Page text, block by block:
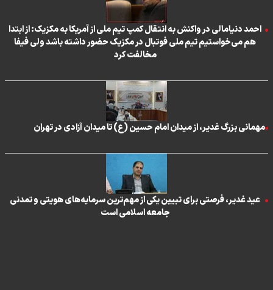
احمد دنیامالی در واکنش به انتقال کمپ تیم ملی از آمریکا به مکزیک: از ابتدا
هم می‌خواستیم تیم ملی فوتبال در مکزیک حضور داشته باشد ولی فیفا
مخالفت کرد
مهمانی بزرگ غدیر، از میدان امام حسین (ع) تا میدان آزادی در تهران
عید غدیر، فرصتی برای تبیین یکی از مهم‌ترین سرمایه‌های هویتی و تمدنی
جامعه اسلامی است